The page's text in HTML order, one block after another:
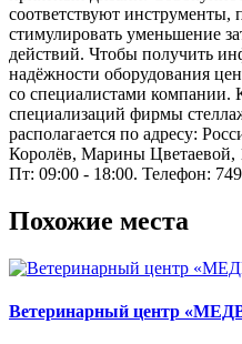
соответствуют инструменты,
стимулировать уменьшение
действий. Чтобы получить
надёжности оборудования
со специалистами компании.
специализаций фирмы
располагается по адресу:
Королёв, Марины Цветаевой,
Пт: 09:00 - 18:00. Телефон:
Похожие места
Ветеринарный центр